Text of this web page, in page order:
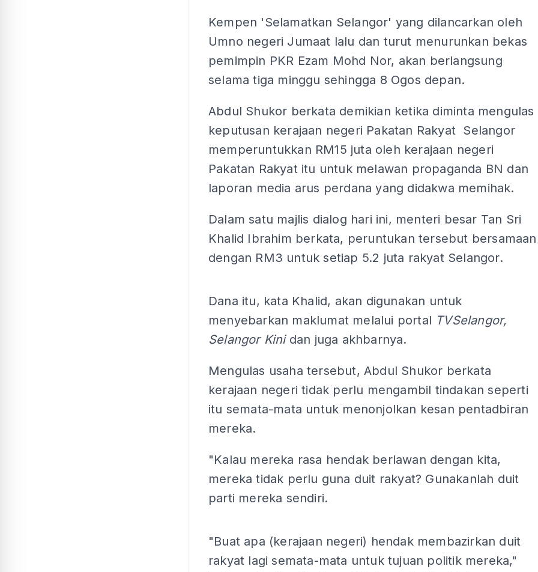
Kempen 'Selamatkan Selangor' yang dilancarkan oleh
Umno negeri Jumaat lalu dan turut menurunkan bekas
pemimpin PKR Ezam Mohd Nor, akan berlangsung
selama tiga minggu sehingga 8 Ogos depan.
Abdul Shukor berkata demikian ketika diminta mengulas
keputusan kerajaan negeri Pakatan Rakyat Selangor
memperuntukkan RM15 juta oleh kerajaan negeri
Pakatan Rakyat itu untuk melawan propaganda BN dan
laporan media arus perdana yang didakwa memihak.
Dalam satu majlis dialog hari ini, menteri besar Tan Sri
Khalid Ibrahim berkata, peruntukan tersebut bersamaan
dengan RM3 untuk setiap 5.2 juta rakyat Selangor.
Dana itu, kata Khalid, akan digunakan untuk
menyebarkan maklumat melalui portal TVSelangor,
Selangor Kini dan juga akhbarnya.
Mengulas usaha tersebut, Abdul Shukor berkata
kerajaan negeri tidak perlu mengambil tindakan seperti
itu semata-mata untuk menonjolkan kesan pentadbiran
mereka.
"Kalau mereka rasa hendak berlawan dengan kita,
mereka tidak perlu guna duit rakyat? Gunakanlah duit
parti mereka sendiri.
"Buat apa (kerajaan negeri) hendak membazirkan duit
rakyat lagi semata-mata untuk tujuan politik mereka,"